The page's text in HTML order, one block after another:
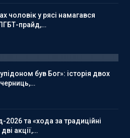
чоловік у рясі намагався
прайд,…
був Бог»: історія двох
2026 та «хода за традиційні
дві акції,…